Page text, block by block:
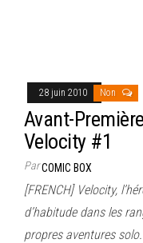
28 juin 2010 Non
Avant-
Velocity #1
ParCOMIC BOX
[FRENCH] Velocity,
d’habitude dans les
propres aventures